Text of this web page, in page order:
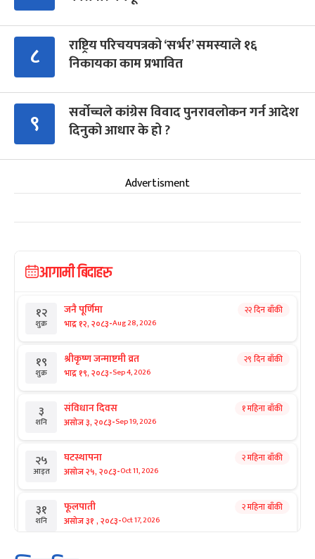
८
राष्ट्रिय परिचयपत्रको ‘सर्भर’ समस्याले १६
निकायका काम प्रभावित
९
सर्वोच्चले कांग्रेस विवाद पुनरावलोकन गर्न आदेश
दिनुको आधार के हो ?
Advertisment
आगामी बिदाहरु
१२
शुक्र
जनै पूर्णिमा
भाद्र १२, २०८३-Aug 28, 2026
२२ दिन बाँकी
१९
शुक्र
श्रीकृष्ण जन्माष्टमी व्रत
भाद्र १९, २०८३-Sep 4, 2026
२९ दिन बाँकी
३
शनि
संविधान दिवस
असोज ३, २०८३-Sep 19, 2026
१ महिना बाँकी
२५
आइत
घटस्थापना
असोज २५, २०८३-Oct 11, 2026
२ महिना बाँकी
३१
शनि
फूलपाती
असोज ३१ , २०८३-Oct 17, 2026
२ महिना बाँकी